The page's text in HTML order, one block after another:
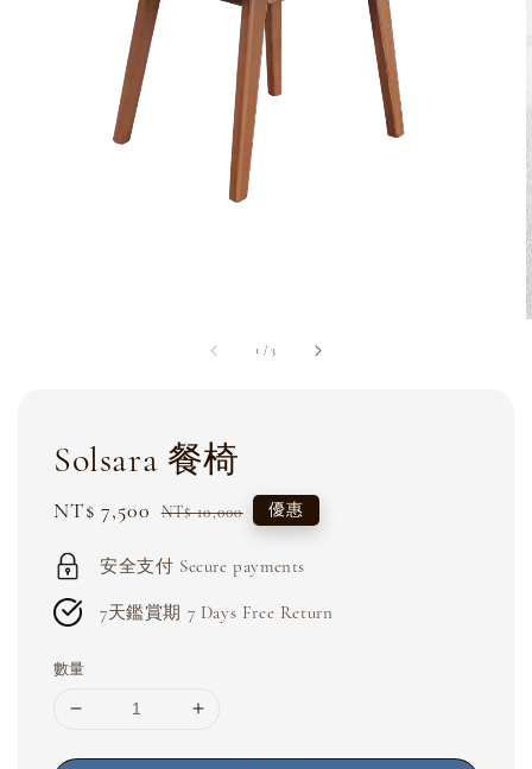
1 /3
Solsara 餐椅
Sale
NT$ 7,500 Regular
NT$ 10,000 優惠
安全支付 Secure payments
7天鑑賞期 7 Days Free Return
數量